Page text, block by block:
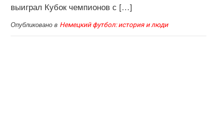
выиграл Кубок чемпионов с […]
Опубликовано в Немецкий футбол: история и люди